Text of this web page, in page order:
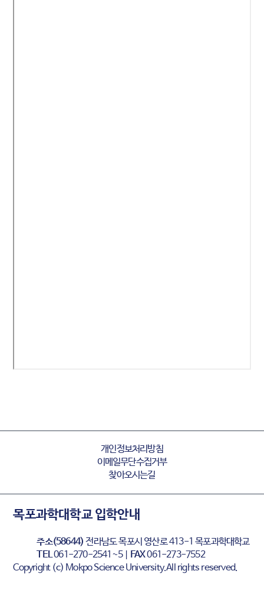
개인정보처리방침
이메일무단수집거부
찾아오시는길
목포과학대학교 입학안내
주소(58644) 전라남도 목포시 영산로 413-1 목포과학대학교
TEL061-270-2541~5 | FAX061-273-7552
Copyright (c) Mokpo Science University.All rights reserved.